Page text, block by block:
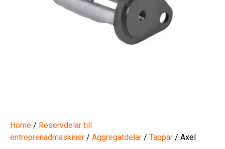
Home / Reservdelar till
entreprenadmaskiner / Aggregatdelar / Tappar / Axel